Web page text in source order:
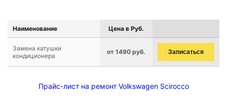
Наименование Цена в Руб.
Замена катушки
кондиционера
от 1490 руб. Записаться
Прайс-лист на ремонт Volkswagen Scirocco